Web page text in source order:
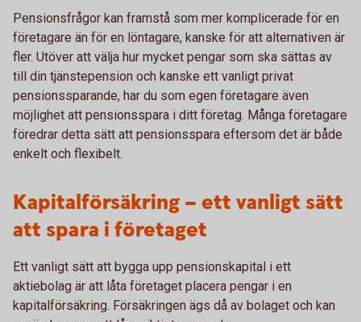
Pensionsfrågor kan framstå som mer komplicerade för en
företagare än för en löntagare, kanske för att alternativen är
fler. Utöver att välja hur mycket pengar som ska sättas av
till din tjänstepension och kanske ett vanligt privat
pensionssparande, har du som egen företagare även
möjlighet att pensionsspara i ditt företag. Många företagare
föredrar detta sätt att pensionsspara eftersom det är både
enkelt och flexibelt.
Kapitalförsäkring – ett vanligt sätt
att spara i företaget
Ett vanligt sätt att bygga upp pensionskapital i ett
aktiebolag är att låta företaget placera pengar i en
kapitalförsäkring. Försäkringen ägs då av bolaget och kan